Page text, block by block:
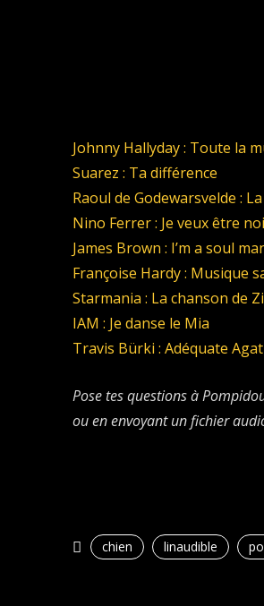
Johnny Hallyday : Toute la
Suarez : Ta différence
Raoul de Godewarsvelde :
Nino Ferrer : Je veux être
James Brown : I’m a soul
Françoise Hardy : Musique
Starmania : La chanson de
IAM : Je danse le Mia
Travis Bürki : Adéquate
Pose tes questions à
ou en envoyant un fichier
chien linaudible